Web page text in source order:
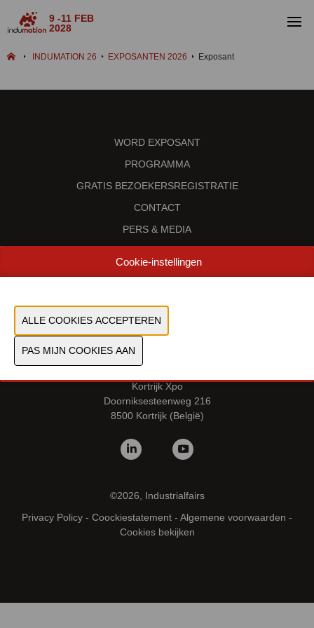
9 -11 FEB
2028
INDUMATION 26 EXPOSANTEN 2026 Exposant
WORD EXPOSANT
PROGRAMMA
GRATIS BEZOEKERSREGISTRATIE
CONTACT
PERS & MEDIA
vrijdag 6 februari 2026 van 10.00 - 16.00u
Kortrijk Xpo
Doorniksesteenweg 216
8500 Kortrijk (België)
©2026, Industrialfairs
Privacy Policy - Coockiestatement - Algemene voorwaarden -
Cookies bekijken
Cookie-instellingen